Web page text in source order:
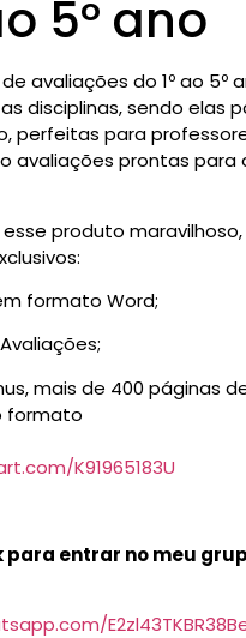
5º ano
avaliações do 1º ao 5º
disciplinas, sendo elas
perfeitas para
avaliações prontas para
produto
formato Word;
mais de 400 páginas
formato
K91965183U
para entrar no meu